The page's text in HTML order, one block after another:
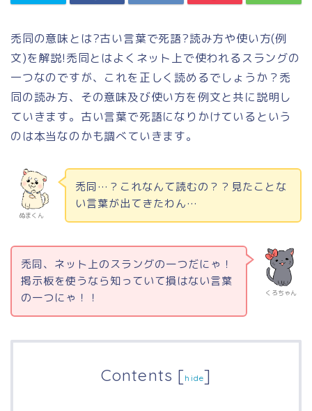
禿同の意味とは?古い言葉で死語?読み方や使い方(例
文)を解説!禿同とはよくネット上で使われるスラングの
一つなのですが、これを正しく読めるでしょうか？禿
同の読み方、その意味及び使い方を例文と共に説明し
ていきます。古い言葉で死語になりかけているという
のは本当なのかも調べていきます。
ぬまくん
禿同…？これなんて読むの？？見たことな
い言葉が出てきたわん…
くろちゃん
禿同、ネット上のスラングの一つだにゃ！
掲示板を使うなら知っていて損はない言葉
の一つにゃ！！
Contents [hide]